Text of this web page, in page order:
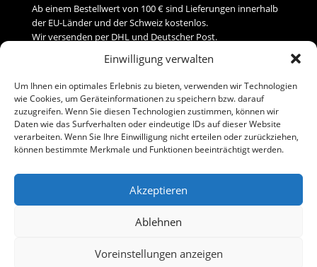
Einwilligung verwalten
Um Ihnen ein optimales Erlebnis zu bieten, verwenden wir Technologien
wie Cookies, um Geräteinformationen zu speichern bzw. darauf
zuzugreifen. Wenn Sie diesen Technologien zustimmen, können wir
Daten wie das Surfverhalten oder eindeutige IDs auf dieser Website
verarbeiten. Wenn Sie Ihre Einwilligung nicht erteilen oder zurückziehen,
können bestimmte Merkmale und Funktionen beeinträchtigt werden.
Akzeptieren
Ablehnen
Voreinstellungen anzeigen
Ab einem Bestellwert von 100 € sind Lieferungen innerhalb
der EU-Länder und der Schweiz kostenlos.
Wir versenden per DHL und Deutscher Post.
Versand
Zahlung
Baumann Modellspielwaren
Telefon (0 91 61) 33 84